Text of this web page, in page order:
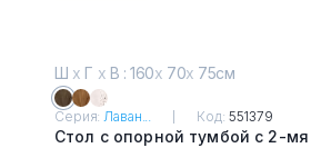
Ш х Г х В : 160х 70х 75см
Серия:Лаван... Код: 551379
Стол с опорной тумбой с 2-мя